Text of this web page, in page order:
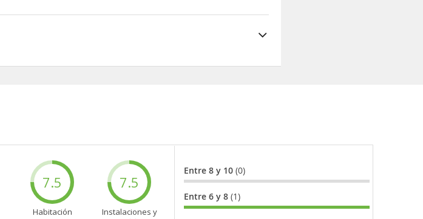
7.5
Habitación
7.5
Instalaciones y
Entre 8 y 10 (0)
Entre 6 y 8 (1)